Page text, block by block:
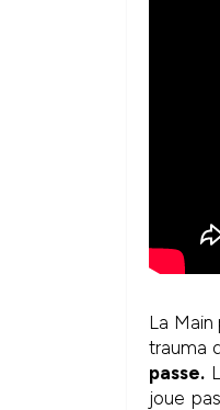
La
trauma
passe.
joue